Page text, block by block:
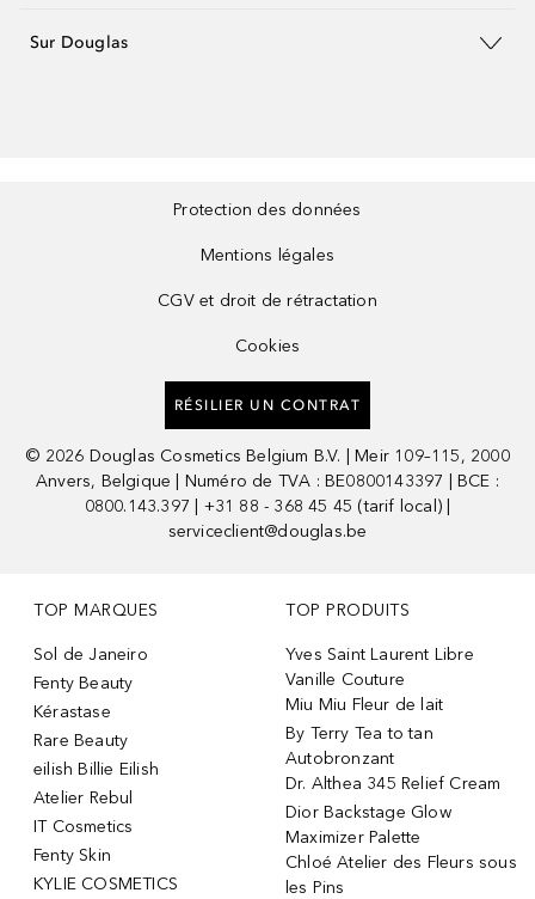
Sur Douglas
Protection des données
Mentions légales
CGV et droit de rétractation
Cookies
RÉSILIER UN CONTRAT
© 2026 Douglas Cosmetics Belgium B.V. | Meir 109–115, 2000
Anvers, Belgique | Numéro de TVA : BE0800143397 | BCE :
0800.143.397 | +31 88 - 368 45 45 (tarif local) |
serviceclient@douglas.be
TOP MARQUES
Sol de Janeiro
Fenty Beauty
Kérastase
Rare Beauty
eilish Billie Eilish
Atelier Rebul
IT Cosmetics
Fenty Skin
KYLIE COSMETICS
TOP PRODUITS
Yves Saint Laurent Libre
Vanille Couture
Miu Miu Fleur de lait
By Terry Tea to tan
Autobronzant
Dr. Althea 345 Relief Cream
Dior Backstage Glow
Maximizer Palette
Chloé Atelier des Fleurs sous
les Pins